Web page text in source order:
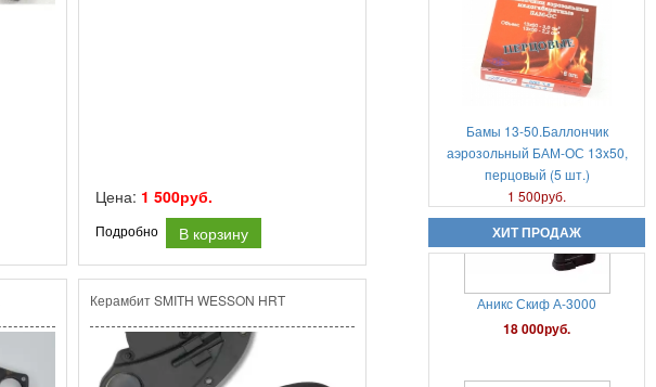
Бамы 13-50.Баллончик
аэрозольный БАМ-ОС 13x50,
перцовый (5 шт.)
1 500руб.
ХИТ ПРОДАЖ
Аникс Скиф А-3000
18 000руб.
Цена: 1 500руб.
Подробно В корзину
Керамбит SMITH WESSON HRT